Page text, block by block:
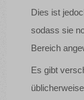
Dies ist
sodass sie
Bereich
Es gibt